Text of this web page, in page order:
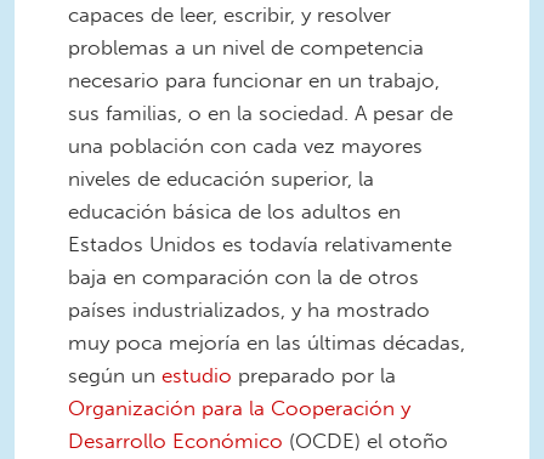
capaces de leer, escribir, y resolver
problemas a un nivel de competencia
necesario para funcionar en un trabajo,
sus familias, o en la sociedad. A pesar de
una población con cada vez mayores
niveles de educación superior, la
educación básica de los adultos en
Estados Unidos es todavía relativamente
baja en comparación con la de otros
países industrializados, y ha mostrado
muy poca mejoría en las últimas décadas,
según un estudio preparado por la
Organización para la Cooperación y
Desarrollo Económico (OCDE) el otoño